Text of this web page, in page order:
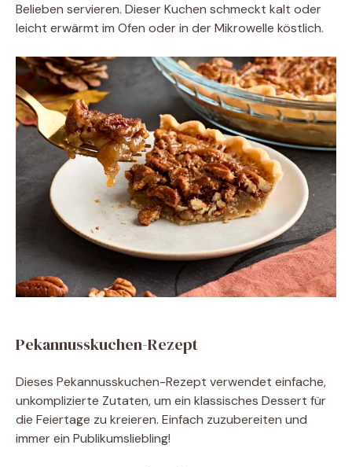
Belieben servieren. Dieser Kuchen schmeckt kalt oder
leicht erwärmt im Ofen oder in der Mikrowelle köstlich.
Pekannusskuchen-Rezept
Dieses Pekannusskuchen-Rezept verwendet einfache,
unkomplizierte Zutaten, um ein klassisches Dessert für
die Feiertage zu kreieren. Einfach zuzubereiten und
immer ein Publikumsliebling!